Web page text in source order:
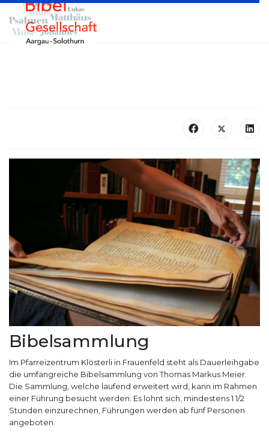
Bibelsammlung
Im Pfarreizentrum Klösterli in Frauenfeld steht als Dauerleihgabe
die umfangreiche Bibelsammlung von Thomas Markus Meier.
Die Sammlung, welche laufend erweitert wird, kann im Rahmen
einer Führung besucht werden. Es lohnt sich, mindestens 1 1/2
Stunden einzurechnen, Führungen werden ab fünf Personen
angeboten.